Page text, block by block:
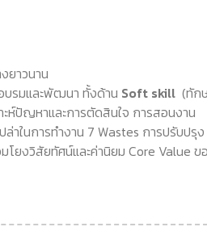
ยาวนาน
บรมและพัฒนา ทั้งด้าน Soft skill (ทัก
ห์ปัญหาและการตัดสินใจ การสอนงาน
าในการทำงาน 7 Wastes การปรับปรุง
โยงวิสัยทัศน์และค่านิยม Core Value ข